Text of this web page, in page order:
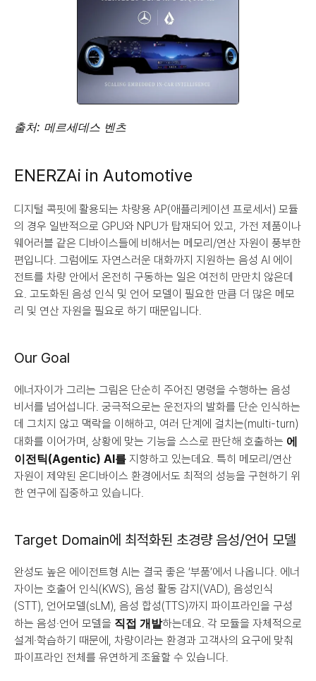
출처: 메르세데스 벤츠
ENERZAi in Automotive
디지털 콕핏에 활용되는 차량용 AP(애플리케이션 프로세서) 모듈
의 경우 일반적으로 GPU와 NPU가 탑재되어 있고, 가전 제품이나
웨어러블 같은 디바이스들에 비해서는 메모리/연산 자원이 풍부한
편입니다. 그럼에도 자연스러운 대화까지 지원하는 음성 AI 에이
전트를 차량 안에서 온전히 구동하는 일은 여전히 만만치 않은데
요. 고도화된 음성 인식 및 언어 모델이 필요한 만큼 더 많은 메모
리 및 연산 자원을 필요로 하기 때문입니다.
Our Goal
에너자이가 그리는 그림은 단순히 주어진 명령을 수행하는 음성
비서를 넘어섭니다. 궁극적으로는 운전자의 발화를 단순 인식하는
데 그치지 않고 맥락을 이해하고, 여러 단계에 걸치는(multi-turn)
대화를 이어가며, 상황에 맞는 기능을 스스로 판단해 호출하는 에
이전틱(Agentic) AI를 지향하고 있는데요. 특히 메모리/연산
자원이 제약된 온디바이스 환경에서도 최적의 성능을 구현하기 위
한 연구에 집중하고 있습니다.
Target Domain에 최적화된 초경량 음성/언어 모델
완성도 높은 에이전트형 AI는 결국 좋은 ‘부품’에서 나옵니다. 에너
자이는 호출어 인식(KWS), 음성 활동 감지(VAD), 음성인식
(STT), 언어모델(sLM), 음성 합성(TTS)까지 파이프라인을 구성
하는 음성·언어 모델을 직접 개발하는데요. 각 모듈을 자체적으로
설계·학습하기 때문에, 차량이라는 환경과 고객사의 요구에 맞춰
파이프라인 전체를 유연하게 조율할 수 있습니다.